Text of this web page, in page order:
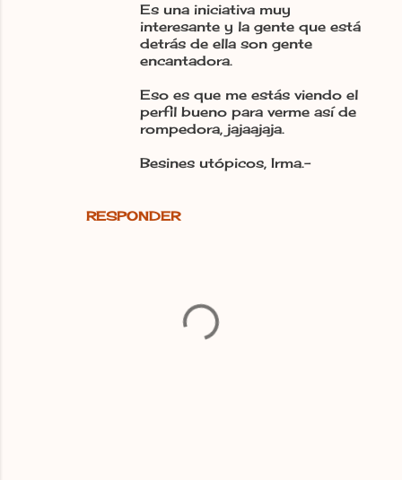
RESPONDER
Es una iniciativa muy
interesante y la gente que está
detrás de ella son gente
encantadora.
Eso es que me estás viendo el
perfil bueno para verme así de
rompedora, jajaajaja.
Besines utópicos, Irma.-